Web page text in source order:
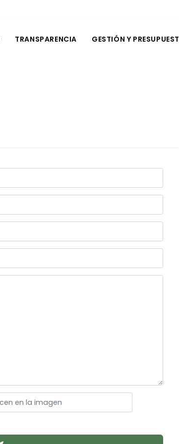
TRANSPARENCIA GESTIÓN Y